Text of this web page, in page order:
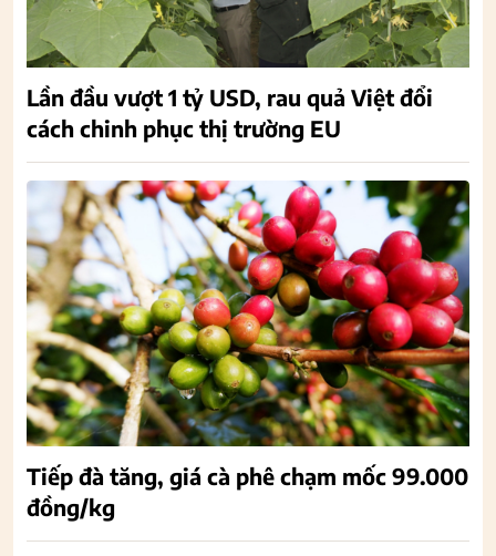
Lần đầu vượt 1 tỷ USD, rau quả Việt đổi
cách chinh phục thị trường EU
Tiếp đà tăng, giá cà phê chạm mốc 99.000
đồng/kg